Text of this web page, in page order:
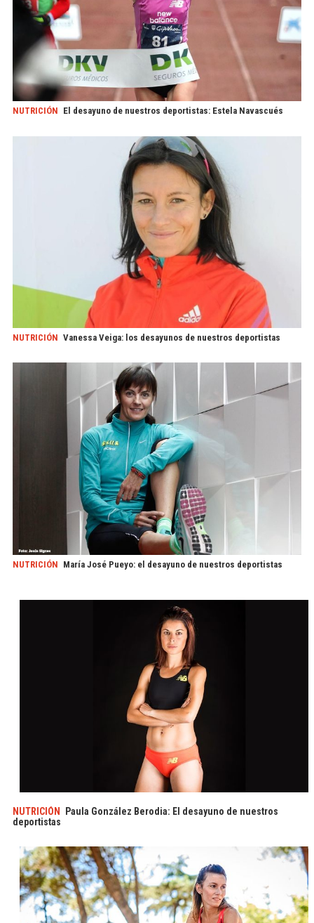
NUTRICIÓN El desayuno de nuestros deportistas: Estela Navascués
NUTRICIÓN Vanessa Veiga: los desayunos de nuestros deportistas
NUTRICIÓN María José Pueyo: el desayuno de nuestros deportistas
NUTRICIÓN
Paula González Berodia: El desayuno de nuestros
deportistas